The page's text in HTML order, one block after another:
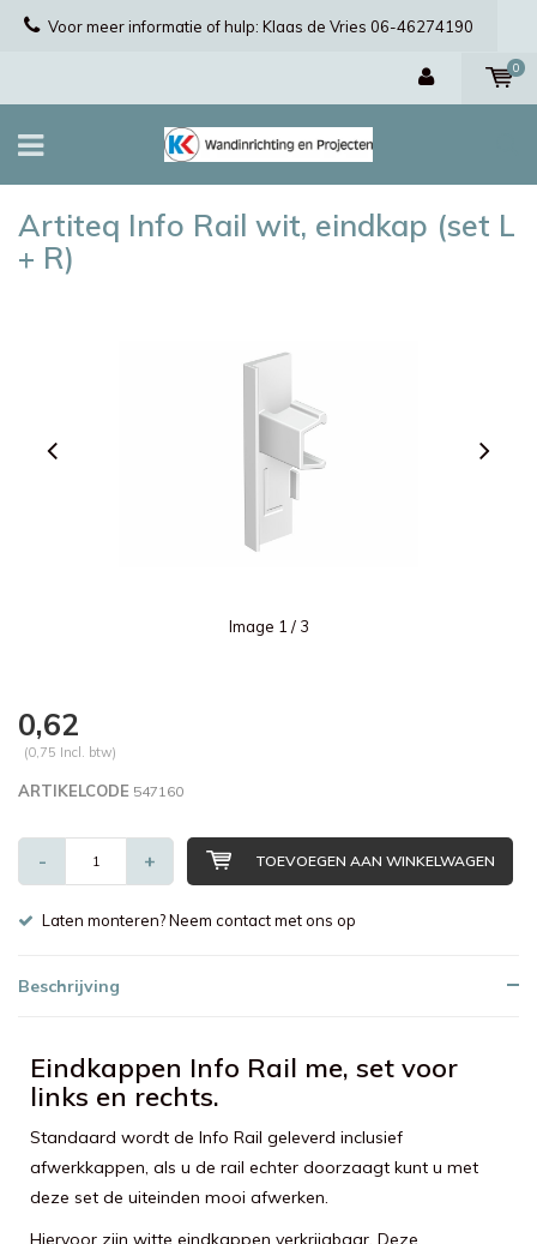
Voor meer informatie of hulp: Klaas de Vries 06-46274190
0
Artiteq Info Rail wit, eindkap (set L
+ R)
Image 1 / 3
0,62
(0,75 Incl. btw)
ARTIKELCODE 547160
- + TOEVOEGEN AAN WINKELWAGEN
Laten monteren? Neem contact met ons op
Beschrijving
Eindkappen Info Rail me, set voor
links en rechts.
Standaard wordt de Info Rail geleverd inclusief
afwerkkappen, als u de rail echter doorzaagt kunt u met
deze set de uiteinden mooi afwerken.
Hiervoor zijn witte eindkappen verkrijgbaar. Deze